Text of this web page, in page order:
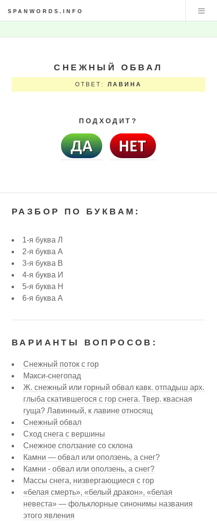
SPANWORDS.INFO
СНЕЖНЫЙ ОБВАЛ
ОТВЕТ: ЛАВИНА
ПОДХОДИТ?
РАЗБОР ПО БУКВАМ:
1-я буква Л
2-я буква А
3-я буква В
4-я буква И
5-я буква Н
6-я буква А
ВАРИАНТЫ ВОПРОСОВ:
Снежный поток с гор
Макси-снегопад
Ж. снежный или горный обвал кавк. отпадыш арх.
глыба скатившегося с гор снега. Твер. квасная
гуща? Лавинный, к лавине относящ
Снежный обвал
Сход снега с вершины
Снежное сползание со склона
Камни — обвал или оползень, а снег?
Камни - обвал или оползень, а снег?
Массы снега, низвергающиеся с гор
«белая смерть», «белый дракон», «белая
невеста» — фольклорные синонимы названия
этого явления